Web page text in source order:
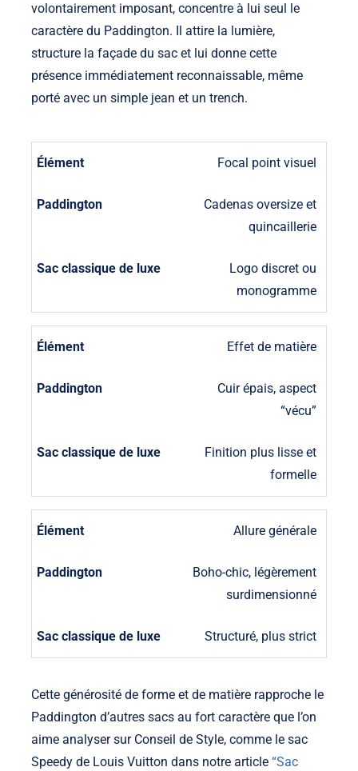
volontairement imposant, concentre à lui seul le
caractère du Paddington. Il attire la lumière,
structure la façade du sac et lui donne cette
présence immédiatement reconnaissable, même
porté avec un simple jean et un trench.
Focal point visuel
Cadenas oversize et
quincaillerie
Logo discret ou
monogramme
Effet de matière
Cuir épais, aspect
“vécu”
Finition plus lisse et
formelle
Allure générale
Boho-chic, légèrement
surdimensionné
Structuré, plus strict
Cette générosité de forme et de matière rapproche le
Paddington d’autres sacs au fort caractère que l’on
aime analyser sur Conseil de Style, comme le sac
Speedy de Louis Vuitton dans notre article “Sac